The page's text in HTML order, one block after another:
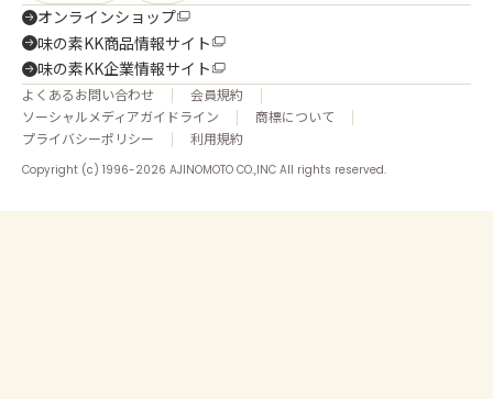
オンラインショップ
味の素KK商品情報サイト
味の素KK企業情報サイト
よくあるお問い合わせ
会員規約
ソーシャルメディアガイドライン
商標について
プライバシーポリシー
利用規約
Copyright (c) 1996-2026 AJINOMOTO CO.,INC All rights reserved.